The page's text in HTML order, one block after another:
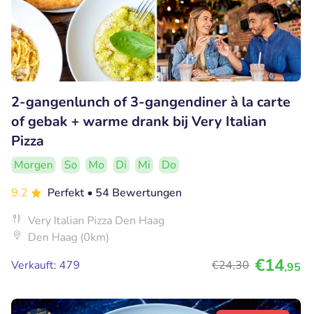
2-gangenlunch of 3-gangendiner à la carte
of gebak + warme drank bij Very Italian
Pizza
Morgen So Mo Di Mi
Do
9.2
Perfekt • 54 Bewertungen
Very Italian Pizza Den Haag
Den Haag (0km)
Verkauft: 479
€24,30 €14,95